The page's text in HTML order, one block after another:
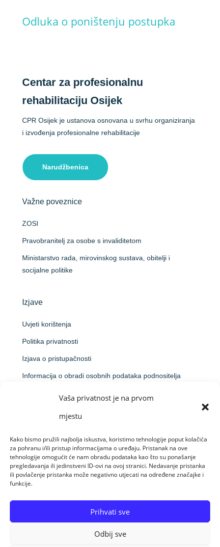
Vaša privatnost je na prvom
mjestu
Kako bismo pružili najbolja iskustva, koristimo tehnologije poput kolačića
za pohranu i/ili pristup informacijama o uređaju. Pristanak na ove
tehnologije omogućit će nam obradu podataka kao što su ponašanje
pregledavanja ili jedinstveni ID-ovi na ovoj stranici. Nedavanje pristanka
ili povlačenje pristanka može negativno utjecati na određene značajke i
funkcije.
Prihvati sve
Odbij sve
Odluka o poništenju postupka
Centar za profesionalnu
rehabilitaciju Osijek
CPR Osijek je ustanova osnovana u svrhu organiziranja
i izvođenja profesionalne rehabilitacije
Narudžbenica
Važne poveznice
ZOSI
Pravobranitelj za osobe s invaliditetom
Ministarstvo rada, mirovinskog sustava, obitelji i
socijalne politike
Izjave
Uvjeti korištenja
Politika privatnosti
Izjava o pristupačnosti
Informacija o obradi osobnih podataka podnositelja
Obavijest o obradi putem videonadzora
Made by Raido Solutions &CroArt Studio